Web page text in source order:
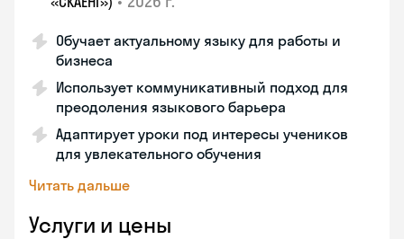
Обучает актуальному языку для работы и
бизнеса
Использует коммуникативный подход для
преодоления языкового барьера
Адаптирует уроки под интересы учеников
для увлекательного обучения
Читать дальше
Услуги и цены